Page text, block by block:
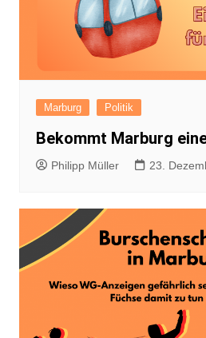
Marburg Politik
Bekommt Marburg
Philipp Müller 23.